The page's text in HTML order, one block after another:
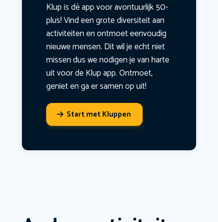
Klup is dé app voor avontuurlijk 50-
plus! Vind een grote diversiteit aan
activiteiten en ontmoet eenvoudig
nieuwe mensen. Dit wil je echt niet
missen dus we nodigen je van harte
uit voor de Klup app. Ontmoet,
geniet en ga er samen op uit!
Start met Kluppen